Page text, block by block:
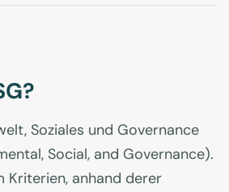
Soziales und Governance
Social, and Governance).
Kriterien, anhand derer